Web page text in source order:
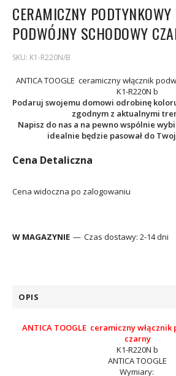
CERAMICZNY
PODWÓJNY SCHODOWY
SKU: K1-R220N/B
ANTICA TOOGLE ceramiczny włącznik
K1-R220N b
Podaruj swojemu domowi odrobinę
zgodnym z aktualnymi
Napisz do nas a na pewno wspólnie
idealnie będzie pasował do
Cena Detaliczna
Cena widoczna po zalogowaniu
W MAGAZYNIE Czas dostawy: 2-14 dni
OPIS
ANTICA TOOGLE ceramiczny
czarny
K1-R220N b
ANTICA TOOGLE
Wymiary: